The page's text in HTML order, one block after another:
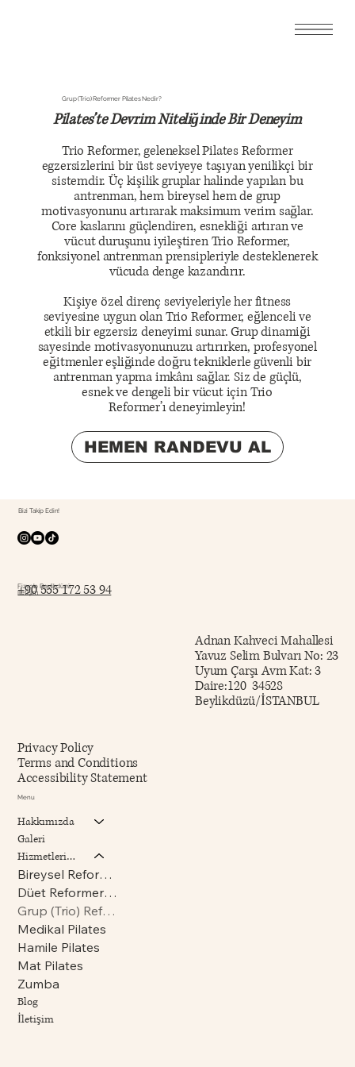
Grup (Trio) Reformer Pilates Nedir?
Pilates’te Devrim Niteliğinde Bir Deneyim
Trio Reformer, geleneksel Pilates Reformer
egzersizlerini bir üst seviyeye taşıyan yenilikçi bir
sistemdir. Üç kişilik gruplar halinde yapılan bu
antrenman, hem bireysel hem de grup
motivasyonunu artırarak maksimum verim sağlar.
Core kaslarını güçlendiren, esnekliği artıran ve
vücut duruşunu iyileştiren Trio Reformer,
fonksiyonel antrenman prensipleriyle desteklenerek
vücuda denge kazandırır.
Kişiye özel direnç seviyeleriyle her fitness
seviyesine uygun olan Trio Reformer, eğlenceli ve
etkili bir egzersiz deneyimi sunar. Grup dinamiği
sayesinde motivasyonunuzu artırırken, profesyonel
eğitmenler eşliğinde doğru tekniklerle güvenli bir
antrenman yapma imkânı sağlar. Siz de güçlü,
esnek ve dengeli bir vücut için Trio
Reformer’ı deneyimleyin!
HEMEN RANDEVU AL
Bizi Takip Edin!
Privacy Policy
Terms and Conditions
Accessibility Statement
Menu
Hakkımızda
Galeri
Hizmetlerimiz
Bireysel Reformer Pilates
Düet Reformer Pilates
Grup (Trio) Reformer Pilates
Medikal Pilates
Hamile Pilates
Mat Pilates
Zumba
Blog
İletişim
Fizyolo Beylikdüzü
İletişim
+90 555 172 53 94
Adnan Kahveci Mahallesi
Yavuz Selim Bulvarı No: 23
Uyum Çarşı Avm Kat: 3
Daire:120 34528
Beylikdüzü/İSTANBUL